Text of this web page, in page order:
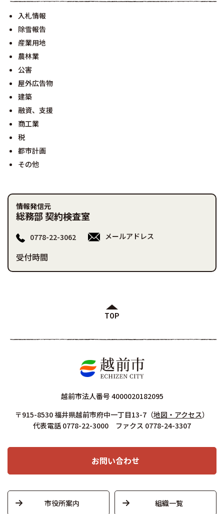
入札情報
除雪報告
産業用地
農林業
公害
屋外広告物
建築
融資、支援
商工業
税
都市計画
その他
情報発信元
総務部 契約検査室
0778-22-3062 メールアドレス
受付時間
TOP
越前市法人番号 4000020182095
〒915-8530 福井県越前市府中一丁目13-7 （地図・アクセス）
代表電話 0778-22-3000 ファクス 0778-24-3307
お問い合わせ
市役所案内 組織一覧